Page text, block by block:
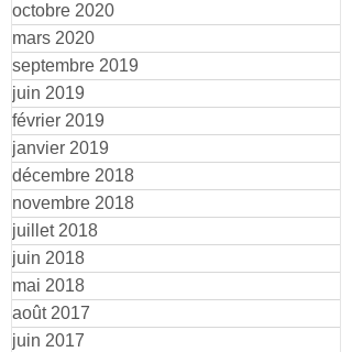
octobre 2020
mars 2020
septembre 2019
juin 2019
février 2019
janvier 2019
décembre 2018
novembre 2018
juillet 2018
juin 2018
mai 2018
août 2017
juin 2017